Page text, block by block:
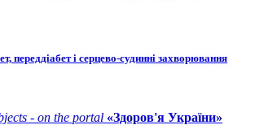
переддіабет і серцево-судинні захворювання
- on the portal «Здоров'я України»